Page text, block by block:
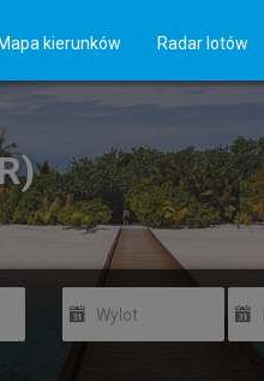
Mapa kierunków Radar lotów
Wylot